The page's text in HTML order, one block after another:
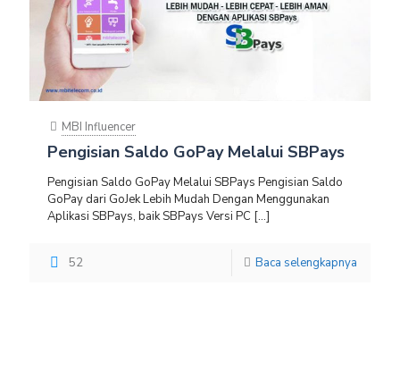
MBI Influencer
Pengisian Saldo GoPay Melalui SBPays
Pengisian Saldo GoPay Melalui SBPays Pengisian Saldo
GoPay dari GoJek Lebih Mudah Dengan Menggunakan
Aplikasi SBPays, baik SBPays Versi PC […]
52 Baca selengkapnya